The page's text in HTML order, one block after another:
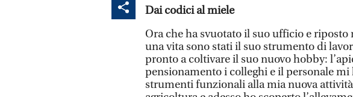
Dai codici al miele
Ora che ha svuotato il suo ufficio e riposto
una vita sono stati il suo strumento di
pronto a coltivare il suo nuovo hobby:
pensionamento i colleghi e il personale mi
strumenti funzionali alla mia nuova